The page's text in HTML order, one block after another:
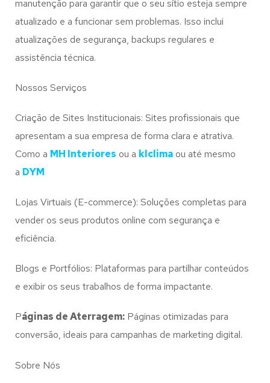
manutenção para garantir que o seu sítio esteja sempre
atualizado e a funcionar sem problemas. Isso inclui
atualizações de segurança, backups regulares e
assistência técnica.
Nossos Serviços
Criação de Sites Institucionais: Sites profissionais que
apresentam a sua empresa de forma clara e atrativa.
Como a MH Interiores ou a klclima ou até mesmo
a DYM
Lojas Virtuais (E-commerce): Soluções completas para
vender os seus produtos online com segurança e
eficiência.
Blogs e Portfólios: Plataformas para partilhar conteúdos
e exibir os seus trabalhos de forma impactante.
Páginas de Aterragem: Páginas otimizadas para
conversão, ideais para campanhas de marketing digital.
Sobre Nós